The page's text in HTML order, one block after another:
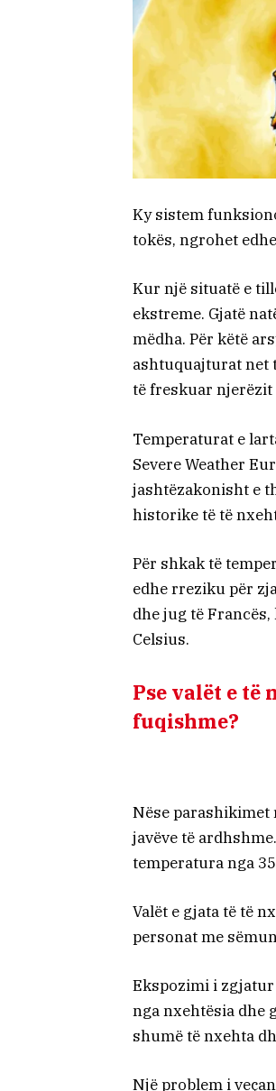
Ky sistem
tokës, ngrohet
Kur një situatë e
ekstreme. Gjatë
mëdha. Për këtë
ashtuquajturat net
të freskuar njerëzit
Temperaturat e
Severe Weather
jashtëzakonisht e
historike të të
Për shkak të
edhe rreziku për
dhe jug të
Celsius.
Pse valët e
fuqishme?
Nëse parashikimet
javëve të
temperatura nga
Valët e gjata të të
personat me
Ekspozimi i
nga nxehtësia dhe
shumë të nxehta
Një problem i